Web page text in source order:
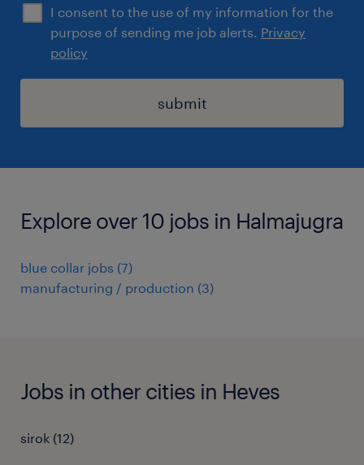
I consent to the use of my information for the
purpose of sending me job alerts. Privacy
policy
submit
Explore over 10 jobs in Halmajugra
blue collar jobs (7)
manufacturing / production (3)
Jobs in other cities in Heves
sirok (12)